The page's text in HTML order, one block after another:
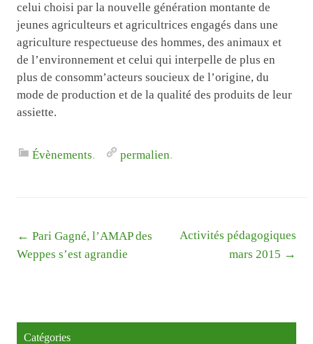
celui choisi par la nouvelle génération montante de
jeunes agriculteurs et agricultrices engagés dans une
agriculture respectueuse des hommes, des animaux et
de l’environnement et celui qui interpelle de plus en
plus de consomm’acteurs soucieux de l’origine, du
mode de production et de la qualité des produits de leur
assiette.
Évènements. permalien.
Liste
des
← Pari Gagné, l’AMAP des
Weppes s’est agrandie
Activités pédagogiques
mars 2015 →
Catégories